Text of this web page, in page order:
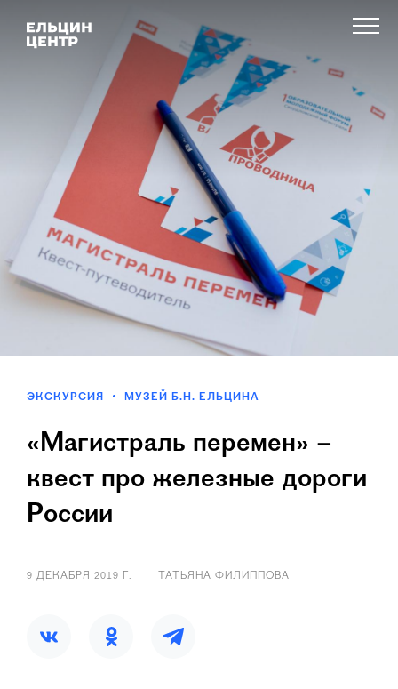
ЭКСКУРСИЯ МУЗЕЙ Б.Н. ЕЛЬЦИНА
«Магистраль перемен» –
квест про железные дороги
России
9 ДЕКАБРЯ 2019 Г. ТАТЬЯНА ФИЛИППОВА